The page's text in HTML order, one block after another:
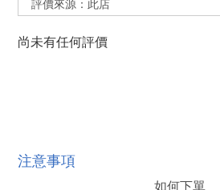
尚未有任何評價
注意事項
如何下單